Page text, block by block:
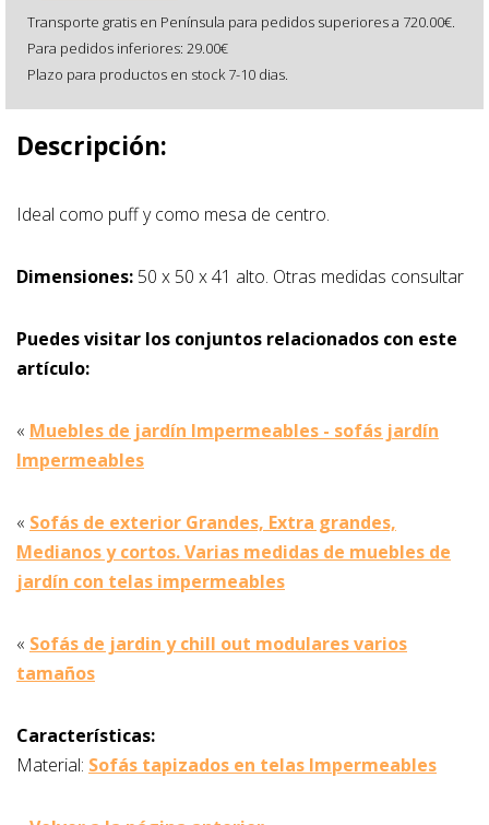
Transporte gratis en Península para pedidos superiores a 720.00€.
Para pedidos inferiores: 29.00€
Plazo para productos en stock 7-10 dias.
Descripción:
Ideal como puff y como mesa de centro.
Dimensiones: 50 x 50 x 41 alto. Otras medidas consultar
Puedes visitar los conjuntos relacionados con este
artículo:
« Muebles de jardín Impermeables - sofás jardín
Impermeables
« Sofás de exterior Grandes, Extra grandes,
Medianos y cortos. Varias medidas de muebles de
jardín con telas impermeables
« Sofás de jardin y chill out modulares varios
tamaños
Características:
Material: Sofás tapizados en telas Impermeables